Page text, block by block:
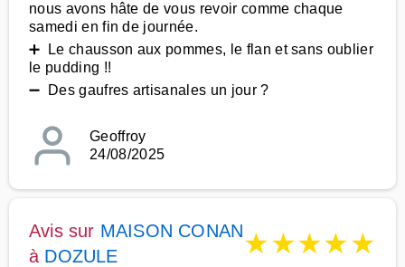
nous avons hâte de vous revoir comme chaque
samedi en fin de journée.
➕ Le chausson aux pommes, le flan et sans oublier
le pudding !!
➖ Des gaufres artisanales un jour ?
Geoffroy
24/08/2025
Avis sur MAISON CONAN
à DOZULE ★★★★★